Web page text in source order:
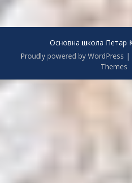
Основна школа Петар
Proudly powered by WordPress |
Themes